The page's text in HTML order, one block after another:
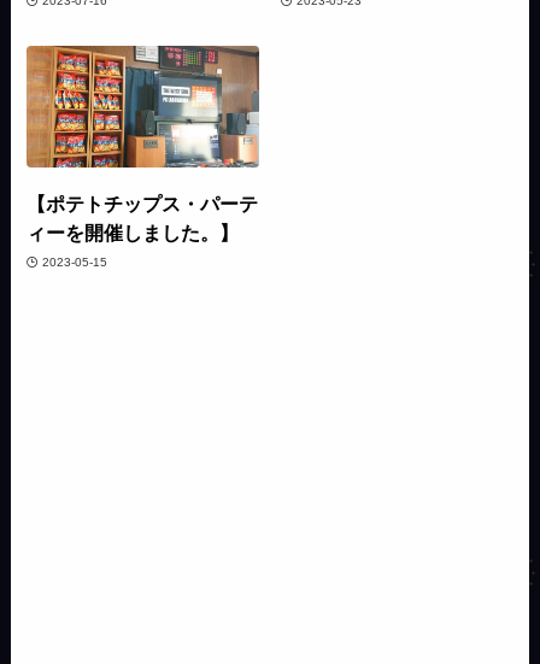
【ポテトチップス・パーテ
ィーを開催しました。】
2023-05-15